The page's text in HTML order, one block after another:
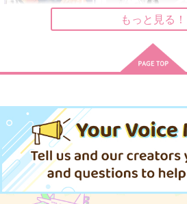
787円（税込）
一十木音也×七海春歌
サンプル
作品詳細
157円（税込）
山姥切国広×山姥切長義
サンプル
作品詳細
もっと見る！